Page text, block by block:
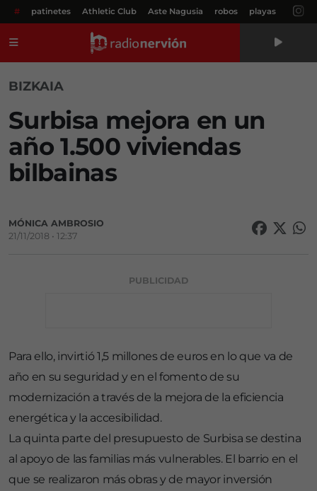
# patinetes Athletic Club Aste Nagusia robos playas
BIZKAIA
Surbisa mejora en un
año 1.500 viviendas
bilbainas
MÓNICA AMBROSIO
21/11/2018 • 12:37
PUBLICIDAD
Para ello, invirtió 1,5 millones de euros en lo que va de
año en su seguridad y en el fomento de su
modernización a través de la mejora de la eficiencia
energética y la accesibilidad.
La quinta parte del presupuesto de Surbisa se destina
al apoyo de las familias más vulnerables. El barrio en el
que se realizaron más obras y de mayor inversión